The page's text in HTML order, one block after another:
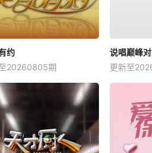
约
20260805期
说唱巅峰
更新至